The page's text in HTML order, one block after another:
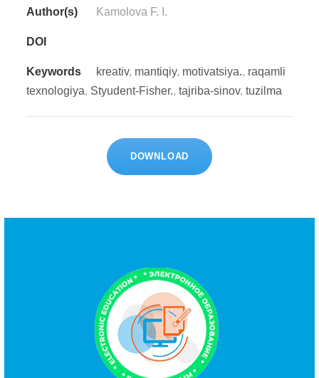
Author(s) Kamolova F. I.
DOI
Keywords kreativ, mantiqiy, motivatsiya., raqamli
texnologiya, Styudent-Fisher., tajriba-sinov, tuzilma
DOWNLOAD